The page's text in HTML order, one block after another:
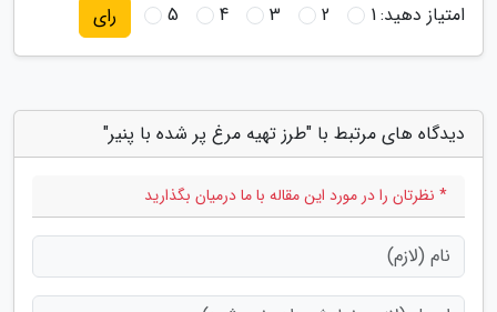
امتیاز دهید:1
2
3
4
5 رای
دیدگاه های مرتبط با "طرز تهیه مرغ پر شده با پنیر"
* نظرتان را در مورد این مقاله با ما درمیان بگذارید